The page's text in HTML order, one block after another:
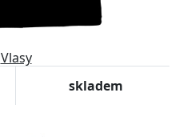
Vlasy
skladem